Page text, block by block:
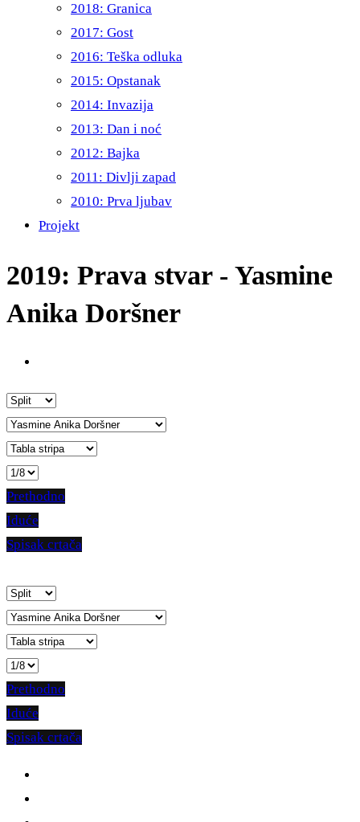
2018: Granica
2017: Gost
2016: Teška odluka
2015: Opstanak
2014: Invazija
2013: Dan i noć
2012: Bajka
2011: Divlji zapad
2010: Prva ljubav
Projekt
2019: Prava stvar - Yasmine
Anika Doršner
Prethodno
Iduće
Spisak crtača
Prethodno
Iduće
Spisak crtača